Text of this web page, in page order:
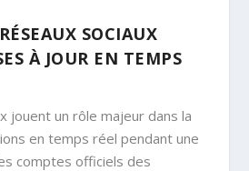
SOCIAUX
À JOUR EN TEMPS
jouent un rôle majeur dans la
en temps réel pendant une
comptes officiels des